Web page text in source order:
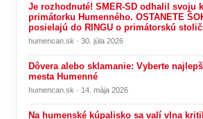
Je rozhodnuté! SMER-SD odhalil svoju
primátorku Humenného. OSTANETE
posielajú do RINGU o primátorskú
humencan.sk · 30. júla 2026
Dôvera alebo sklamanie: Vyberte
mesta Humenné
humencan.sk · 14. mája 2026
Na humenské kúpalisko sa valí vlna